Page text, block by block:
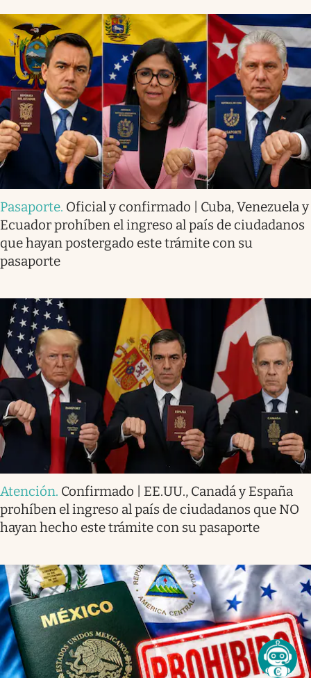
Pasaporte. Oficial y confirmado | Cuba, Venezuela y
Ecuador prohíben el ingreso al país de ciudadanos
que hayan postergado este trámite con su
pasaporte
Atención. Confirmado | EE.UU., Canadá y España
prohíben el ingreso al país de ciudadanos que NO
hayan hecho este trámite con su pasaporte